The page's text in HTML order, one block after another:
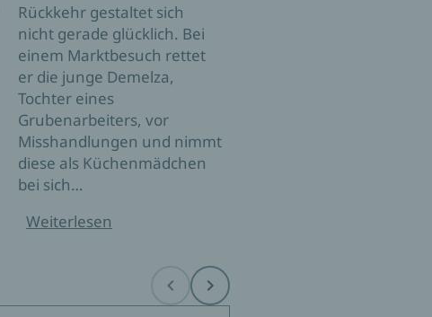
Rückkehr gestaltet sich
nicht gerade glücklich. Bei
einem Marktbesuch rettet
er die junge Demelza,
Tochter eines
Grubenarbeiters, vor
Misshandlungen und nimmt
diese als Küchenmädchen
bei sich…
Weiterlesen
Before Next